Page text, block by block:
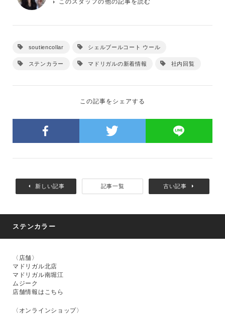
このスタッフの他の記事を読む
soutiencollar シェルブールコート ウール
ステンカラー マドリガルの新着情報 社内回覧
この記事をシェアする
新しい記事 記事一覧 古い記事
ステンカラー
〈店舗〉
マドリガル北店
マドリガル南堀江
ムジーク
店舗情報はこちら
〈オンラインショップ〉